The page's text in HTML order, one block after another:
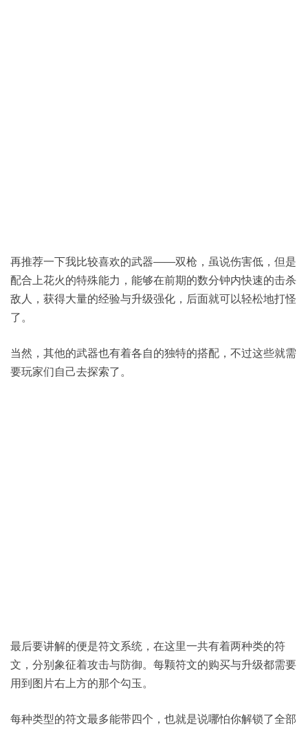
再推荐一下我比较喜欢的武器——双枪，虽说伤害低，但是
配合上花火的特殊能力，能够在前期的数分钟内快速的击杀
敌人，获得大量的经验与升级强化，后面就可以轻松地打怪
了。
当然，其他的武器也有着各自的独特的搭配，不过这些就需
要玩家们自己去探索了。
最后要讲解的便是符文系统，在这里一共有着两种类的符
文，分别象征着攻击与防御。每颗符文的购买与升级都需要
用到图片右上方的那个勾玉。
每种类型的符文最多能带四个，也就是说哪怕你解锁了全部